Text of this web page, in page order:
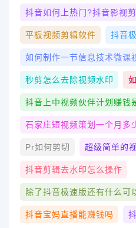
抖音如何上热门?抖音影视
平板视频剪辑软件 抖音
如何制作一节信息技术微课
秒剪怎么去除视频水印
抖音上中视频伙伴计划赚钱
石家庄短视频策划一个月多
Pr如何剪切 超级简单的
抖音剪辑去水印怎么操作
除了抖音极速版还有什么可
抖音宝妈直播能赚钱吗